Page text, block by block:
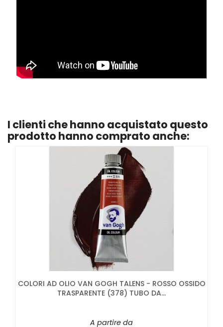
I clienti che hanno acquistato questo
prodotto hanno comprato anche:
COLORI AD OLIO VAN GOGH TALENS - ROSSO OSSIDO
TRASPARENTE (378) TUBO DA...
A partire da